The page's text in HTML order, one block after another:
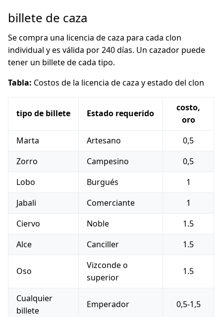
billete de caza
Se compra una licencia de caza para cada clon
individual y es válida por 240 días. Un cazador puede
tener un billete de cada tipo.
Tabla: Costos de la licencia de caza y estado del clon
tipo de billete Estado requerido
costo,
oro
Marta
Artesano
0,5
Zorro
Campesino
0,5
Lobo
Burgués
1
Jabali
Comerciante
1
Ciervo
Noble
1.5
Alce
Canciller 1.5
Oso
Vizconde o
superior
1.5
Cualquier
billete
Emperador 0,5-1,5